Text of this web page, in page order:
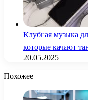
Клубная музыка
которые качают
20.05.2025
Похожее